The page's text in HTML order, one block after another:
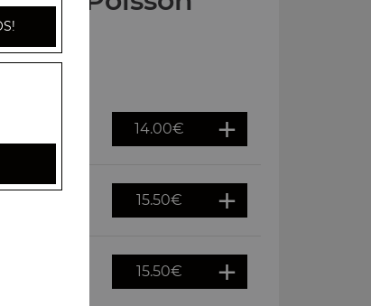
14.00€
15.50€
15.50€